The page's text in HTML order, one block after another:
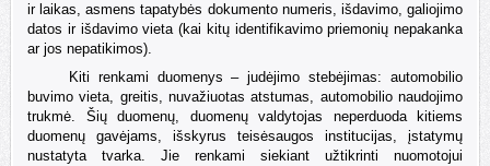
ir laikas, asmens tapatybės dokumento numeris, išdavimo, galiojimo
datos ir išdavimo vieta (kai kitų identifikavimo priemonių nepakanka
ar jos nepatikimos).
Kiti renkami duomenys – judėjimo stebėjimas: automobilio
buvimo vieta, greitis, nuvažiuotas atstumas, automobilio naudojimo
trukmė. Šių duomenų, duomenų valdytojas neperduoda kitiems
duomenų gavėjams, išskyrus teisėsaugos institucijas, įstatymų
nustatyta tvarka. Jie renkami siekiant užtikrinti nuomotojui